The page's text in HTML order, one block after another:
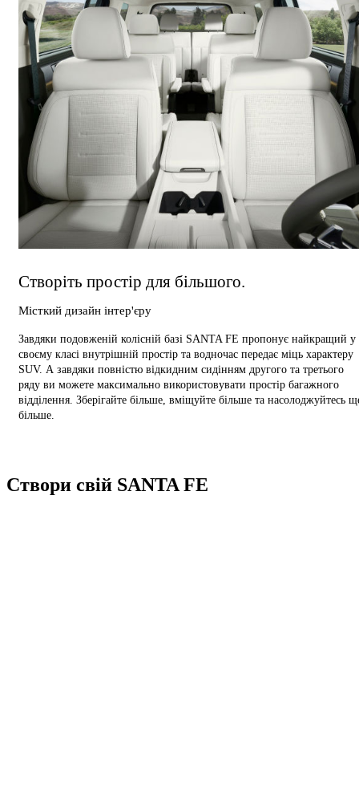
Створіть простір для більшого.
Місткий дизайн інтер'єру
Завдяки подовженій колісній базі SANTA FE пропонує найкращий у
своєму класі внутрішній простір та водночас передає міць характеру
SUV. А завдяки повністю відкидним сидінням другого та третього
ряду ви можете максимально використовувати простір багажного
відділення. Зберігайте більше, вміщуйте більше та насолоджуйтесь
більше.
Створи свій SANTA FE